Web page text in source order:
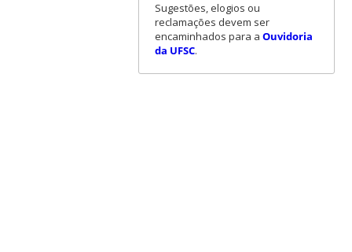
Sugestões, elogios ou
reclamações devem ser
encaminhados para a Ouvidoria
da UFSC.